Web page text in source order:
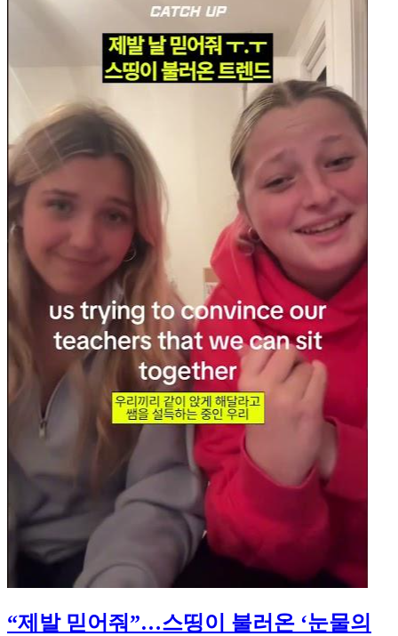
“제발 믿어줘”…스띵이 불러온 ‘눈물의